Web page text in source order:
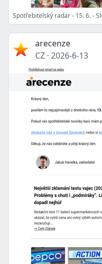
Spotřebitelský radar - 15. 6. -
arecenze
CZ · 2026-6-13